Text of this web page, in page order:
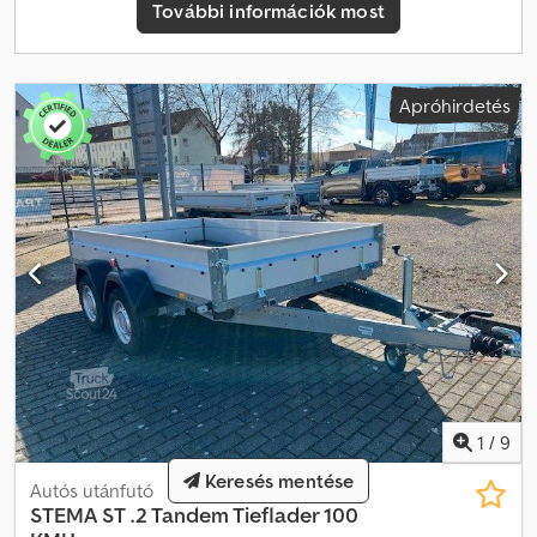
További információk most
Apróhirdetés
1 / 9
Autós utánfutó
STEMA ST .2 Tandem Tieflader 100
Keresés mentése